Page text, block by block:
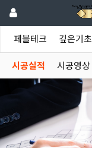
페블테크 깊은기초
시공실적 시공영상